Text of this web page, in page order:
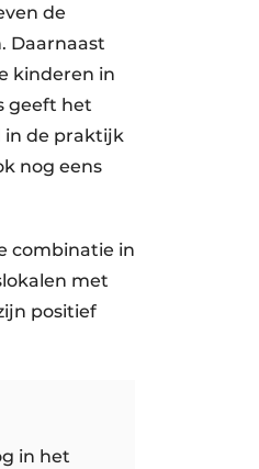
de
Daarnaast
kinderen in
geeft het
in de praktijk
nog eens
combinatie in
met
positief
in het